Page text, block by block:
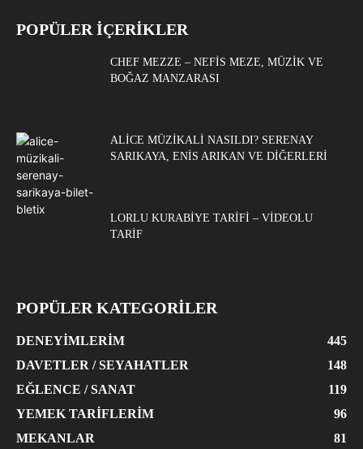
POPÜLER İÇERİKLER
CHEF MEZZE – NEFIS MEZE, MÜZIK VE
BOĞAZ MANZARASI
ALICE MÜZIKALI NASILDI? SERENAY
SARIKAYA, ENIS ARIKAN VE DIĞERLERI
LORLU KURABIYE TARIFI – VIDEOLU
TARIF
POPÜLER KATEGORİLER
DENEYIMLERIM
445
DAVETLER / SEYAHATLER
148
EĞLENCE / SANAT
119
YEMEK TARIFLERIM
96
MEKANLAR
81